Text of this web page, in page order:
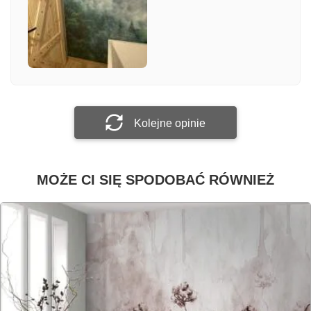
Załącz zdjęcie
Kolejne opinie
MOŻE CI SIĘ SPODOBAĆ RÓWNIEŻ